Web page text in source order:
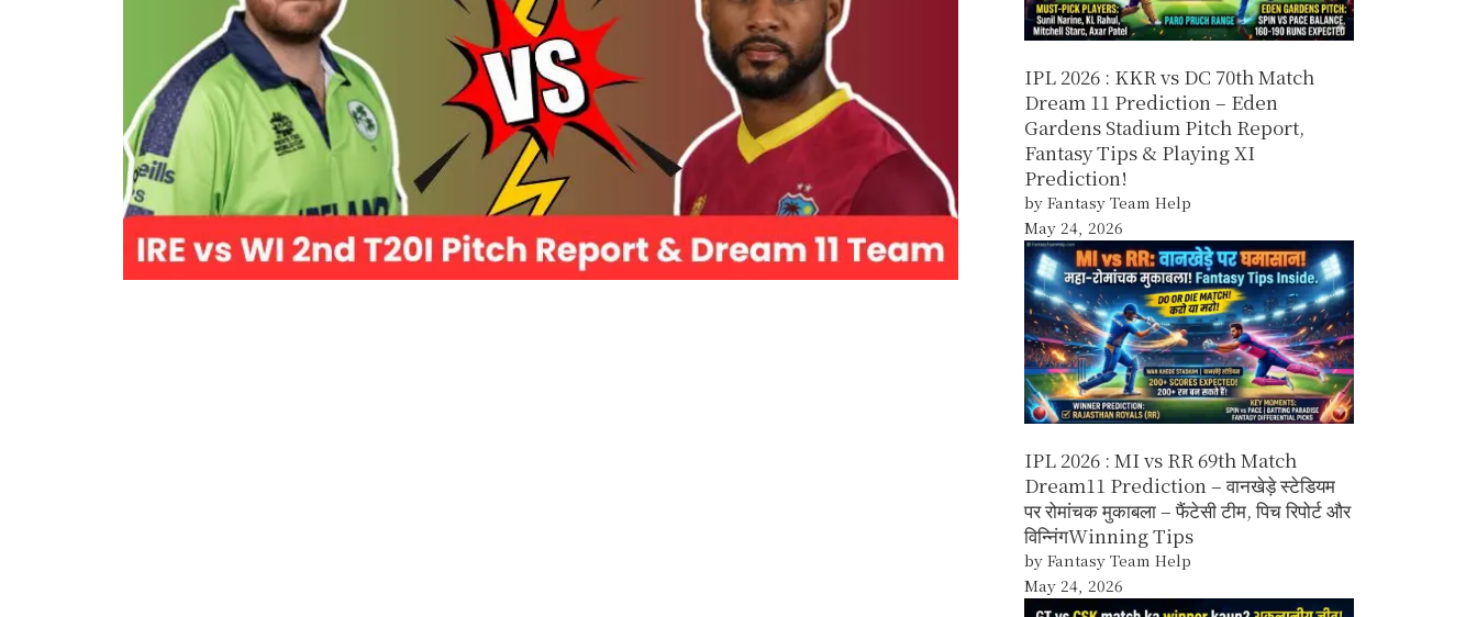
IPL 2026 : KKR vs DC 70th Match
Dream 11 Prediction – Eden
Gardens Stadium Pitch Report,
Fantasy Tips & Playing XI
Prediction!
by Fantasy Team Help
May 24, 2026
IPL 2026 : MI vs RR 69th Match
Dream11 Prediction – वानखेड़े स्टेडियम
पर रोमांचक मुकाबला – फैंटेसी टीम, पिच रिपोर्ट और
विन्निंगWinning Tips
by Fantasy Team Help
May 24, 2026